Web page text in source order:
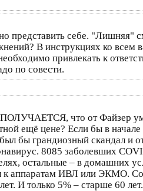
представить себе. "Лишняя"
В инструкциях ко всем
привлекать к
по совести.
ПОЛУЧАЕТСЯ, что от Файзер
ещё цене? Если бы в
бы грандиозный скандал и
8085 заболевших
остальные – в домашних
к аппаратам ИВЛ или ЭКМО.
И только 5% – старше 60